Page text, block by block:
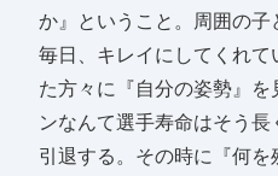
か』ということ。周囲の
毎日、キレイにしてくれ
た方々に『自分の姿勢』
ンなんて選手寿命はそう
引退する。その時に『何